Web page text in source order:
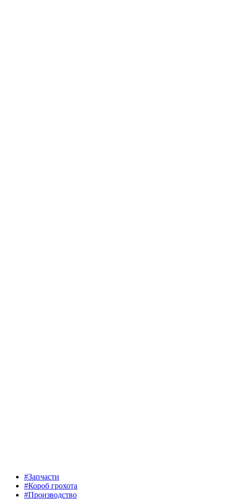
#Запчасти
#Короб грохота
#Производство